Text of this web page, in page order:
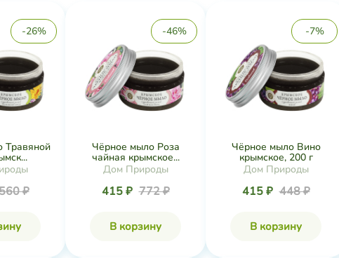
-26%
Травяной
₽
-46%
Чёрное мыло Роза
чайная крымское...
Дом Природы
415 ₽ 772 ₽
В корзину
-7%
Чёрное мыло Вино
крымское, 200 г
Дом Природы
415 ₽ 448 ₽
В корзину